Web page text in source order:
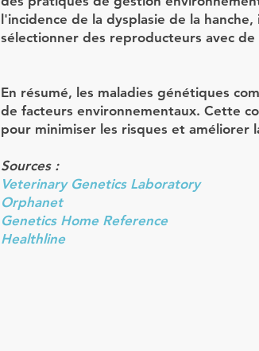
l'incidence de la dysplasie de la
sélectionner des reproducteurs avec
En résumé, les maladies génétiques
de facteurs environnementaux. Cette
pour minimiser les risques et améliorer
Sources :
Veterinary Genetics Laboratory
Orphanet
Genetics Home Reference
Healthline